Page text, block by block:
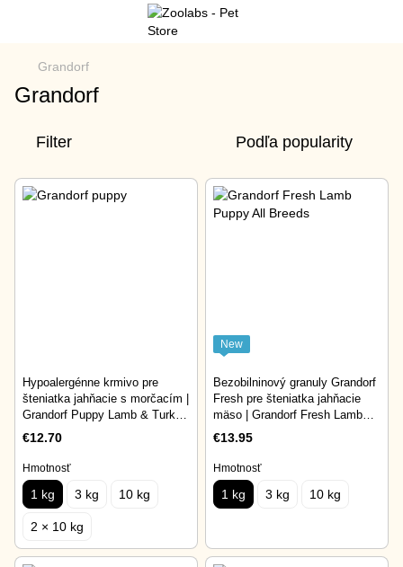
Grandorf
Grandorf
Filter Podľa popularity
Hypoalergénne krmivo pre
šteniatka jahňacie s morčacím |
Grandorf Puppy Lamb & Turkey
1 kg
€12.70
Hmotnosť
1 kg 3 kg 10 kg
2 × 10 kg
New
Bezobilninový granuly Grandorf
Fresh pre šteniatka jahňacie
mäso | Grandorf Fresh Lamb
Puppy All Breeds 1 kg
€13.95
Hmotnosť
1 kg 3 kg 10 kg